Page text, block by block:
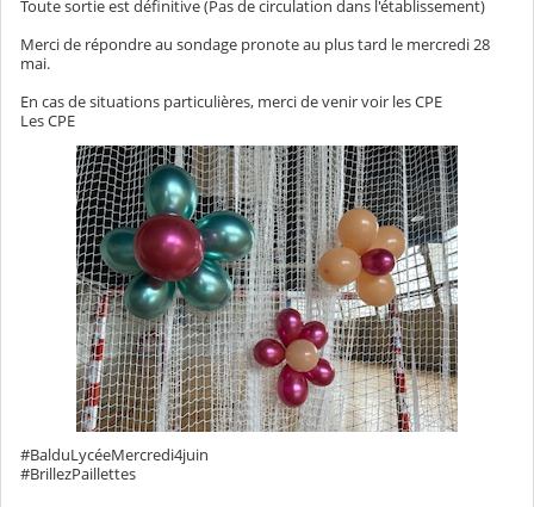
Toute sortie est définitive (Pas de circulation dans l'établissement)
Merci de répondre au sondage pronote au plus tard le mercredi 28
mai.
En cas de situations particulières, merci de venir voir les CPE
Les CPE
#BalduLycéeMercredi4juin
#BrillezPaillettes